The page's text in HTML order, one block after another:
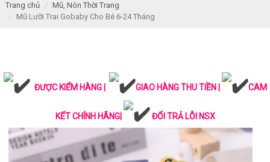
Trang chủ
Mũ, Nón Thời Trang
Mũ Lưỡi Trai Gobaby Cho Bé 6-24 Tháng
ĐƯỢC KIỂM HÀNG | GIAO HÀNG THU TIỀN | CAM
KẾT CHÍNH HÃNG| ĐỔI TRẢ LỖI NSX